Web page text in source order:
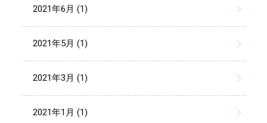
2021年6月 (1)
2021年5月 (1)
2021年3月 (1)
2021年1月 (1)